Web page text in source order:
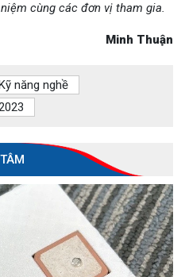
cùng các đơn vị tham gia.
Minh Thuận
năng nghề